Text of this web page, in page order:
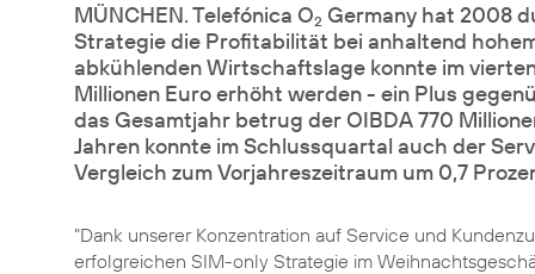
MÜNCHEN. Telefónica O2 Germany hat 2008
Strategie die Profitabilität bei anhaltend
abkühlenden Wirtschaftslage konnte im
Millionen Euro erhöht werden - ein Plus
das Gesamtjahr betrug der OIBDA 770
Jahren konnte im Schlussquartal auch der
Vergleich zum Vorjahreszeitraum um 0,7
"Dank unserer Konzentration auf Service und
erfolgreichen SIM-only Strategie im